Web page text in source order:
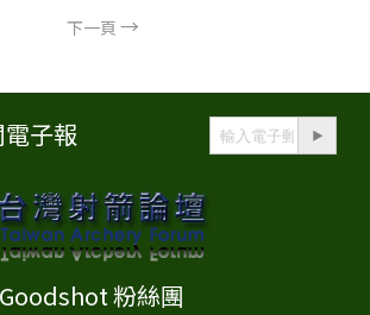
下一頁
子報
Goodshot 粉絲團